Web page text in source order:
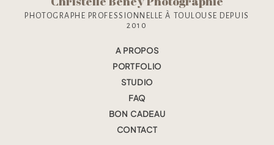
PHOTOGRAPHE PROFESSIONNELLE À TOULOUSE DEPUIS
2010
A PROPOS
PORTFOLIO
STUDIO
FAQ
BON CADEAU
CONTACT